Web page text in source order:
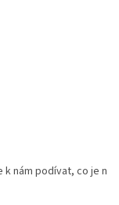
k nám podívat, co je n